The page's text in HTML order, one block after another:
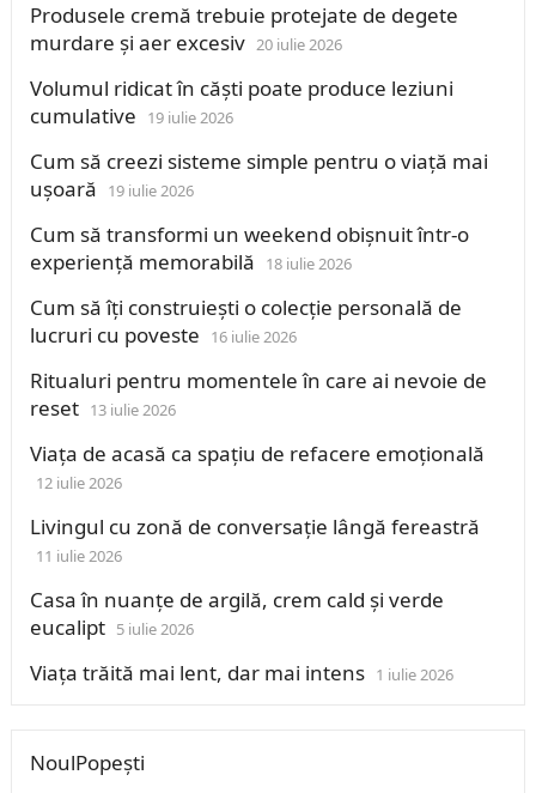
Produsele cremă trebuie protejate de degete
murdare și aer excesiv 20 iulie 2026
Volumul ridicat în căști poate produce leziuni
cumulative
19 iulie 2026
Cum să creezi sisteme simple pentru o viață mai
ușoară
19 iulie 2026
Cum să transformi un weekend obișnuit într-o
experiență memorabilă
18 iulie 2026
Cum să îți construiești o colecție personală de
lucruri cu poveste
16 iulie 2026
Ritualuri pentru momentele în care ai nevoie de
reset 13 iulie 2026
Viața de acasă ca spațiu de refacere emoțională
12 iulie 2026
Livingul cu zonă de conversație lângă fereastră
11 iulie 2026
Casa în nuanțe de argilă, crem cald și verde
eucalipt 5 iulie 2026
Viața trăită mai lent, dar mai intens 1 iulie 2026
NoulPopești